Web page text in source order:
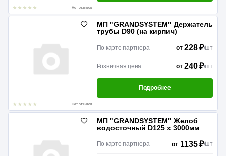
Нет отзывов
Нет отзывов
МП "GRANDSYSTEM" Держатель
трубы D90 (на кирпич)
По карте партнера от228 ₽/шт
Розничная цена от240 ₽/шт
Подробнее
МП "GRANDSYSTEM" Желоб
водосточный D125 x 3000мм
По карте партнера от1135 ₽/шт